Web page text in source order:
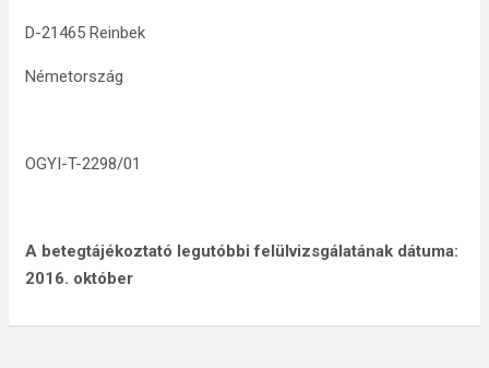
D-21465 Reinbek
Németország
OGYI-T-2298/01
A betegtájékoztató legutóbbi felülvizsgálatának dátuma:
2016. október